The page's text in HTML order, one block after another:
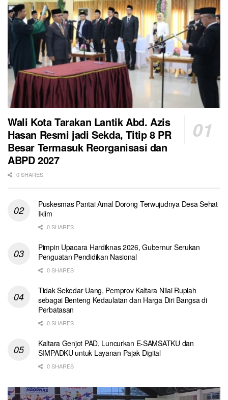
Wali Kota Tarakan Lantik Abd. Azis
Hasan Resmi jadi Sekda, Titip 8 PR
Besar Termasuk Reorganisasi dan
ABPD 2027
0 SHARES
Puskesmas Pantai Amal Dorong Terwujudnya Desa Sehat
Iklim
0 SHARES
Pimpin Upacara Hardiknas 2026, Gubernur Serukan
Penguatan Pendidikan Nasional
0 SHARES
Tidak Sekedar Uang, Pemprov Kaltara Nilai Rupiah
sebagai Benteng Kedaulatan dan Harga Diri Bangsa di
Perbatasan
0 SHARES
Kaltara Genjot PAD, Luncurkan E-SAMSATKU dan
SIMPADKU untuk Layanan Pajak Digital
0 SHARES